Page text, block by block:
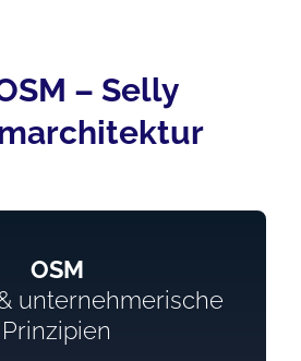
– Selly
OSM
unternehmerische
Prinzipien